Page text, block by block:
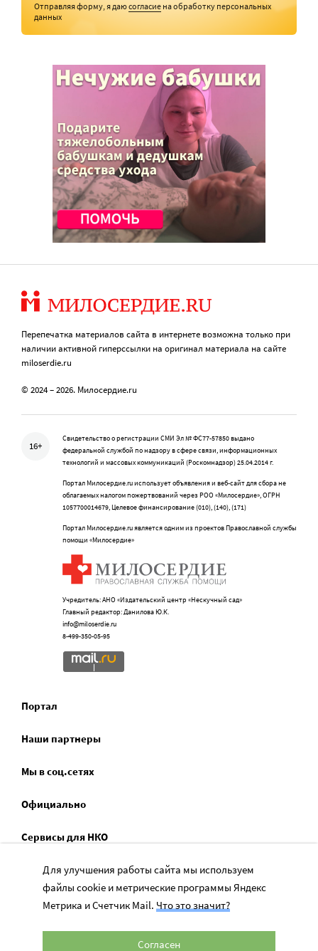
Отправляя форму, я даюсогласие на обработку персональных
данных
Перепечатка материалов сайта в интернете возможна только при
наличии активной гиперссылки на оригинал материала на сайте
miloserdie.ru
© 2024 – 2026. Милосердие.ru
16+
Свидетельство о регистрации СМИ Эл № ФС77-57850 выдано
федеральной службой по надзору в сфере связи, информационных
технологий и массовых коммуникаций (Роскомнадзор) 25.04.2014 г.
Портал Милосердие.ru использует объявления и веб-сайт для сбора не
облагаемых налогом пожертвований через РОО «Милосердие», ОГРН
1057700014679, Целевое финансирование (010), (140), (171)
Портал Милосердие.ru является одним из проектов Православной службы
помощи «Милосердие»
Учредитель: АНО «Издательский центр «Нескучный сад»
Главный редактор: Данилова Ю.К.
info@miloserdie.ru
8-499-350-05-95
Портал
Наши партнеры
Мы в соц.сетях
Официально
Сервисы для НКО
Спецпроекты
Социальное служение
Для улучшения работы сайта мы используем
файлы cookie и метрические программы Яндекс
Метрика и Счетчик Mail. Что это значит?
Согласен